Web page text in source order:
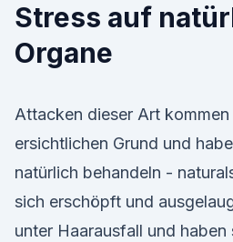
Stress auf
Organe
Attacken dieser Art
ersichtlichen Grund und
natürlich behandeln -
sich erschöpft und
unter Haarausfall und haben